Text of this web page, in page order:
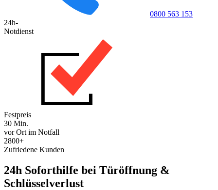
0800 563 153
24h-
Notdienst
Festpreis
30 Min.
vor Ort im Notfall
2800+
Zufriedene Kunden
24h Soforthilfe bei Türöffnung &
Schlüsselverlust